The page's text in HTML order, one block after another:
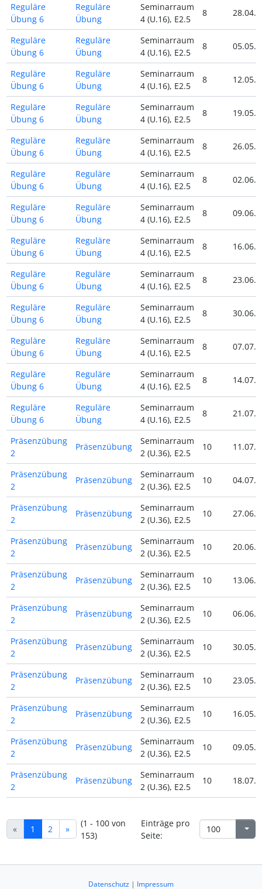
Reguläre
Übung 6
Reguläre
Übung
Seminarraum
4 (U.16), E2.5
8
Reguläre
Übung 6
Reguläre
Übung
Seminarraum
4 (U.16), E2.5
8
Reguläre
Übung 6
Reguläre
Übung
Seminarraum
4 (U.16), E2.5
8
Reguläre
Übung 6
Reguläre
Übung
Seminarraum
4 (U.16), E2.5
8
Reguläre
Übung 6
Reguläre
Übung
Seminarraum
4 (U.16), E2.5
8
Reguläre
Übung 6
Reguläre
Übung
Seminarraum
4 (U.16), E2.5
8
Reguläre
Übung 6
Reguläre
Übung
Seminarraum
4 (U.16), E2.5
8
Reguläre
Übung 6
Reguläre
Übung
Seminarraum
4 (U.16), E2.5
8
Reguläre
Übung 6
Reguläre
Übung
Seminarraum
4 (U.16), E2.5
8
Reguläre
Übung 6
Reguläre
Übung
Seminarraum
4 (U.16), E2.5
8
Reguläre
Übung 6
Reguläre
Übung
Seminarraum
4 (U.16), E2.5
8
Reguläre
Übung 6
Reguläre
Übung
Seminarraum
4 (U.16), E2.5
8
Reguläre
Übung 6
Reguläre
Übung
Seminarraum
4 (U.16), E2.5
8
Präsenzübung
2
Präsenzübung
Seminarraum
2 (U.36), E2.5
10
Präsenzübung
2
Präsenzübung
Seminarraum
2 (U.36), E2.5
10
Präsenzübung
2
Präsenzübung
Seminarraum
2 (U.36), E2.5
10
Präsenzübung
2
Präsenzübung
Seminarraum
2 (U.36), E2.5
10
Präsenzübung
2
Präsenzübung
Seminarraum
2 (U.36), E2.5
10
Präsenzübung
2
Präsenzübung
Seminarraum
2 (U.36), E2.5
10
Präsenzübung
2
Präsenzübung
Seminarraum
2 (U.36), E2.5
10
Präsenzübung
2
Präsenzübung
Seminarraum
2 (U.36), E2.5
10
Präsenzübung
2
Präsenzübung
Seminarraum
2 (U.36), E2.5
10
Präsenzübung
2
Präsenzübung
Seminarraum
2 (U.36), E2.5
10
Präsenzübung
2
Präsenzübung
Seminarraum
2 (U.36), E2.5
10
« 1 2 »
(1 - 100 von
153)
Einträge pro
Seite:
Datenschutz | Impressum